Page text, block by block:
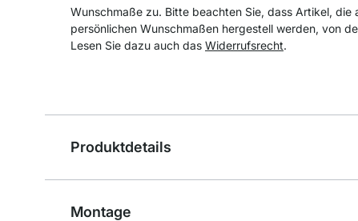
Wunschmaße zu. Bitte beachten Sie, dass Artikel, die
persönlichen Wunschmaßen hergestell werden, von
Lesen Sie dazu auch das Widerrufsrecht.
Produktdetails
Montage